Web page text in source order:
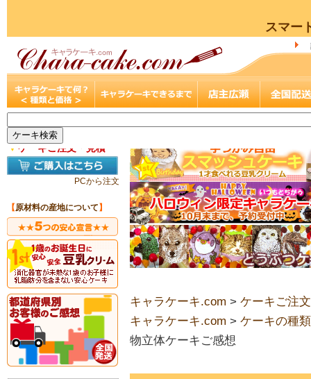
スマー
▼ケーキご注文・見積
PCから注文
【原材料の産地について 】
キャラケーキ.com > ケーキご注
キャラケーキ.com > ケーキの種
物立体ケーキご感想